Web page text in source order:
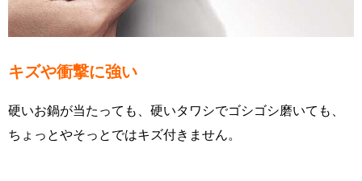
キズや衝撃に強い
硬いお鍋が当たっても、硬いタワシでゴシゴシ磨いても、
ちょっとやそっとではキズ付きません。